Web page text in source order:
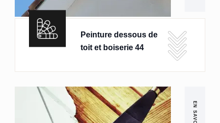
Peinture dessous de
toit et boiserie 44